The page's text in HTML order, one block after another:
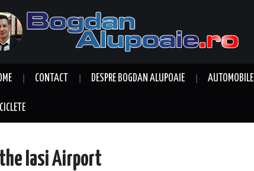
CONTACT DESPRE BOGDAN ALUPOAIE AUTOMOBILE
the Iasi Airport